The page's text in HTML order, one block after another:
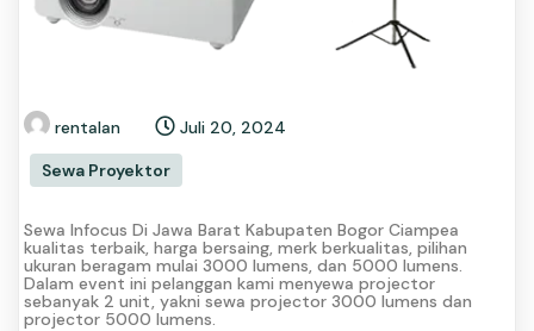
rentalan
Juli 20, 2024
Sewa Proyektor
Sewa Infocus Di Jawa Barat Kabupaten Bogor Ciampea
kualitas terbaik, harga bersaing, merk berkualitas, pilihan
ukuran beragam mulai 3000 lumens, dan 5000 lumens.
Dalam event ini pelanggan kami menyewa projector
sebanyak 2 unit, yakni sewa projector 3000 lumens dan
projector 5000 lumens.